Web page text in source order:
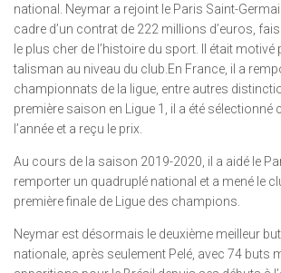
national. Neymar a rejoint le Paris Saint-
cadre d’un contrat de 222 millions d’euros,
le plus cher de l’histoire du sport. Il était motivé
talisman au niveau du club.En France, il a
championnats de la ligue, entre autres
première saison en Ligue 1, il a été sélectionné
l’année et a reçu le prix.
Au cours de la saison 2019-2020, il a aidé le
remporter un quadruplé national et a mené le
première finale de Ligue des champions.
Neymar est désormais le deuxième meilleur
nationale, après seulement Pelé, avec 74 buts